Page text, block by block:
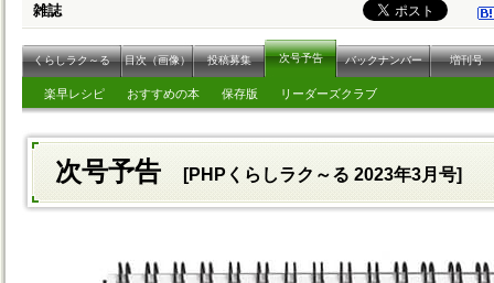
雑誌
くらしラク～る 目次（画像） 投稿募集 次号予告 バックナンバー 増刊号
楽早レシピ おすすめの本 保存版 リーダーズクラブ
次号予告 [PHPくらしラク～る 2023年3月号]